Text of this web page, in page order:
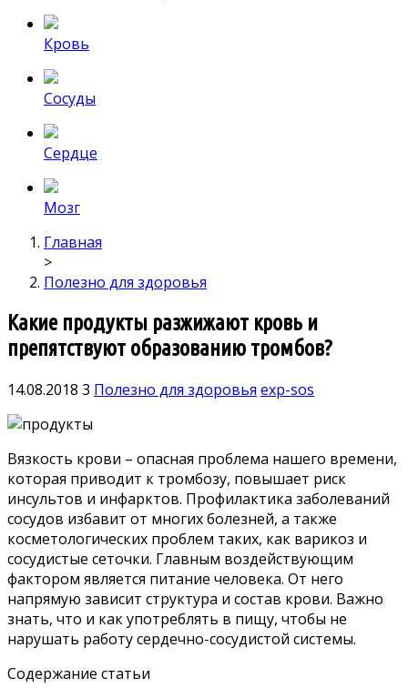
Кровь
Сосуды
Сердце
Мозг
Главная
>
Полезно для здоровья
Какие продукты разжижают кровь и
препятствуют образованию тромбов?
14.08.2018 3 Полезно для здоровья exp-sos
Вязкость крови – опасная проблема нашего времени,
которая приводит к тромбозу, повышает риск
инсультов и инфарктов. Профилактика заболеваний
сосудов избавит от многих болезней, а также
косметологических проблем таких, как варикоз и
сосудистые сеточки. Главным воздействующим
фактором является питание человека. От него
напрямую зависит структура и состав крови. Важно
знать, что и как употреблять в пищу, чтобы не
нарушать работу сердечно-сосудистой системы.
Содержание статьи